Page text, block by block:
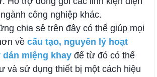
công nghiệp khác.
chia sẻ trên đây có thể giúp mọi
về cấu tạo, nguyên lý hoạt
dán miệng khay để từ đó có thể
và sử dụng thiết bị một cách hiệu